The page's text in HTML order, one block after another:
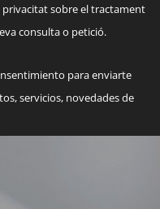
sobre el tractament
consulta o petició.
para enviarte
servicios, novedades de